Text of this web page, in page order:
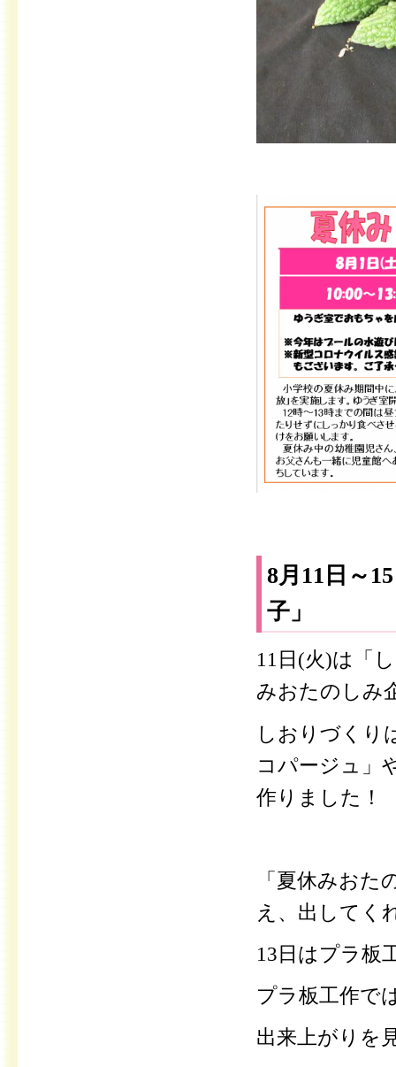
8月11日～
子」
11日(火)は「
みおたのしみ
しおりづくり
コパージュ」
作りました！
「夏休みお
え、出してく
13日はプラ板
プラ板工作で
出来上がりを